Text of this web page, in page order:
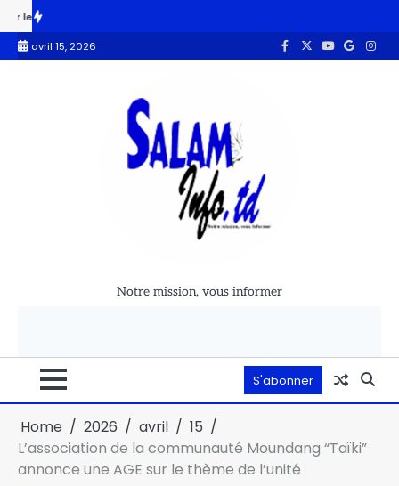
avril 15, 2026
Notre mission, vous informer
S'abonner
Home 2026 avril
15
L’association de la communauté Moundang “Taïki”
annonce une AGE sur le thème de l’unité